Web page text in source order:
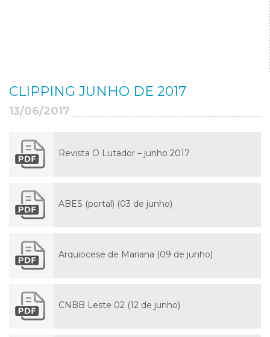
CLIPPING JUNHO DE 2017
13/06/2017
Revista O Lutador – junho 2017
ABES (portal) (03 de junho)
Arquiocese de Mariana (09 de junho)
CNBB Leste 02 (12 de junho)